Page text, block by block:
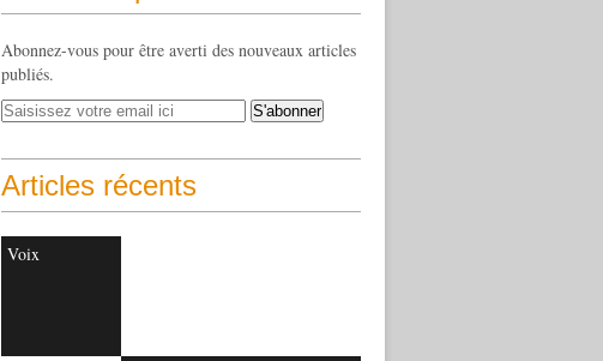
Abonnez-vous pour être averti des nouveaux articles
publiés.
Articles récents
Voix